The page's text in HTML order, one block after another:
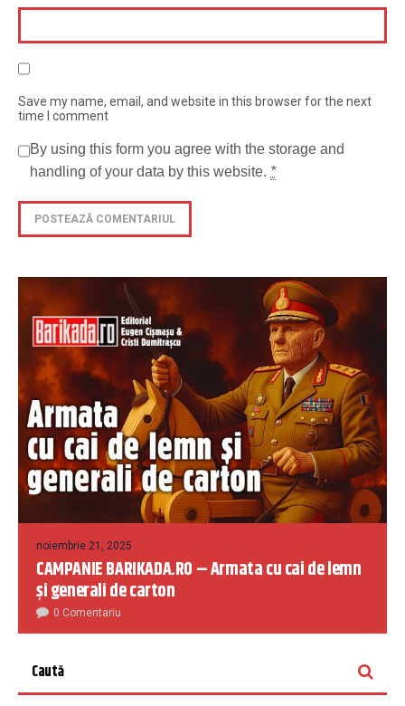
Save my name, email, and website in this browser for the next
time I comment
By using this form you agree with the storage and
handling of your data by this website. *
noiembrie 21, 2025
CAMPANIE BARIKADA.RO – Armata cu cai de lemn
și generali de carton
0 Comentariu